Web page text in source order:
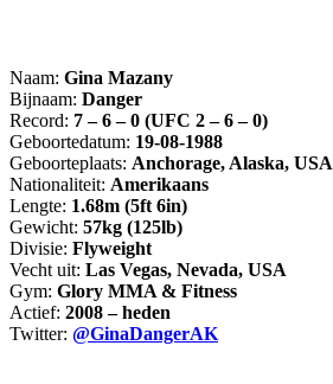
Naam: Gina Mazany
Bijnaam: Danger
Record: 7 – 6 – 0 (UFC 2 – 6 – 0)
Geboortedatum: 19-08-1988
Geboorteplaats: Anchorage, Alaska, USA
Nationaliteit: Amerikaans
Lengte: 1.68m (5ft 6in)
Gewicht: 57kg (125lb)
Divisie: Flyweight
Vecht uit: Las Vegas, Nevada, USA
Gym: Glory MMA & Fitness
Actief: 2008 – heden
Twitter: @GinaDangerAK